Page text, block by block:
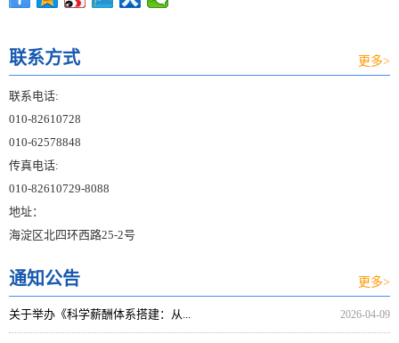
联系方式 更多>
联系电话:
010-82610728
010-62578848
传真电话:
010-82610729-8088
地址：
海淀区北四环西路25-2号
通知公告 更多>
关于举办《科学薪酬体系搭建：从... 2026-04-09